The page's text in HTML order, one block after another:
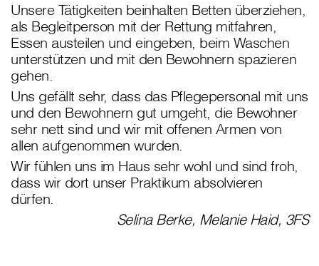
Unsere Tätigkeiten beinhalten Betten überziehen,
als Begleitperson mit der Rettung mitfahren,
Essen austeilen und eingeben, beim Waschen
unterstützen und mit den Bewohnern spazieren
gehen.
Uns gefällt sehr, dass das Pflegepersonal mit uns
und den Bewohnern gut umgeht, die Bewohner
sehr nett sind und wir mit offenen Armen von
allen aufgenommen wurden.
Wir fühlen uns im Haus sehr wohl und sind froh,
dass wir dort unser Praktikum absolvieren
dürfen.
Selina Berke, Melanie Haid, 3FS